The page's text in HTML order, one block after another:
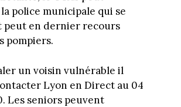
police municipale qui se
peut en dernier recours
pompiers.
un voisin vulnérable il
Lyon en Direct au 04
Les seniors peuvent